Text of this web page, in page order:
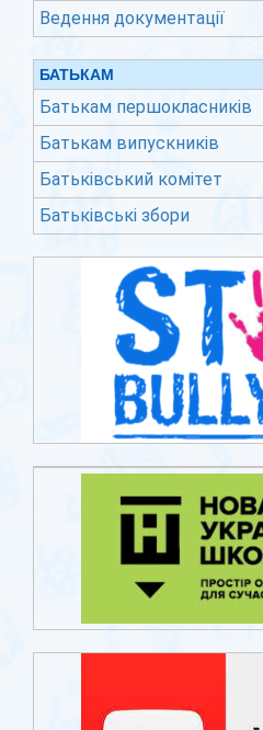
Ведення документації
БАТЬКАМ
Батькам першокласників
Батькам випускників
Батьківський комітет
Батьківські збори